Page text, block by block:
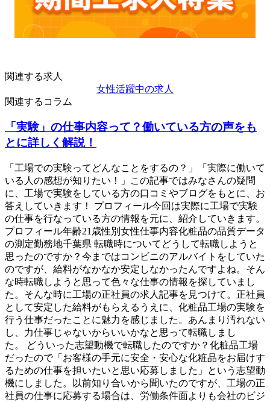
関連する求人
女性活躍中の求人
関連するコラム
「実験」の仕事内容って？働いている方の声をも
とに詳しく解説！
「工場での実験ってどんなことをするの？」「実際に働いて
いる人の感想が知りたい！」この記事ではみなさんの疑問
に、工場で実験をしている方の口コミやブログをもとに、お
答えしていきます！ プロフィール今回は実際に工場で実験
の仕事を行なっている方の情報を元に、紹介していきます。
プロフィール年齢21歳性別女性仕事内容化粧品の品質データ
の測定勤務地千葉県 転職時についてどうして転職しようと
思ったのですか？今まではコンビニのアルバイトをしていた
のですが、給料がなかなか安定しなかったんですよね。そん
な時転職しようと思って色々な仕事の情報を探していまし
た。そんな時に工場の正社員の求人記事を見つけて。正社員
として安定した給料がもらえるうえに、化粧品工場の実験を
行う仕事だったことに魅力を感じました。あんまり汚れない
し、力仕事じゃないからいいかなと思って転職しまし
た。 どういった志望動機で転職したのですか？化粧品工場
だったので「お客様の手元に安全・安心な化粧品をお届けす
るための仕事を担いたいと思い応募しました」という志望動
機にしました。以前知り合いから聞いたのですが、工場の正
社員の仕事に応募する場合は、労働条件面よりも会社のビジ